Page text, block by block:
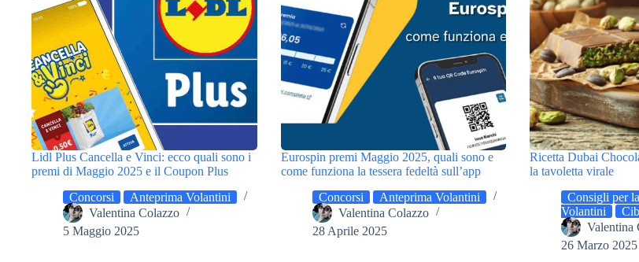
Lidl Plus Cancella e Vinci: ecco quali sono i
premi di Maggio 2025 e il Coupon Plus
Concorsi
Anteprima Volantini
Valentina Colazzo
5 Maggio 2025
Eurospin premi Maggio 2025, quali sono e
come funziona la tessera fedeltà sull’app
Concorsi
Anteprima Volantini
Valentina Colazzo
28 Aprile 2025
Ricetta Dubai
la tavoletta virale
Consigli per
Volantini
Valentina
26 Marzo 2025